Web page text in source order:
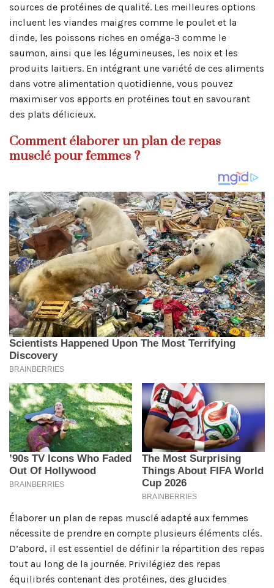
sources de protéines de qualité. Les meilleures options
incluent les viandes maigres comme le poulet et la
dinde, les poissons riches en oméga-3 comme le
saumon, ainsi que les légumineuses, les noix et les
produits laitiers. En intégrant une variété de ces aliments
dans votre alimentation quotidienne, vous pouvez
maximiser vos apports en protéines tout en savourant
des plats délicieux.
Comment élaborer un plan de repas
musclé pour femmes ?
Élaborer un plan de repas musclé adapté aux femmes
nécessite de prendre en compte plusieurs éléments clés.
D’abord, il est essentiel de définir la répartition des repas
tout au long de la journée. Privilégiez des repas
équilibrés contenant des protéines, des glucides